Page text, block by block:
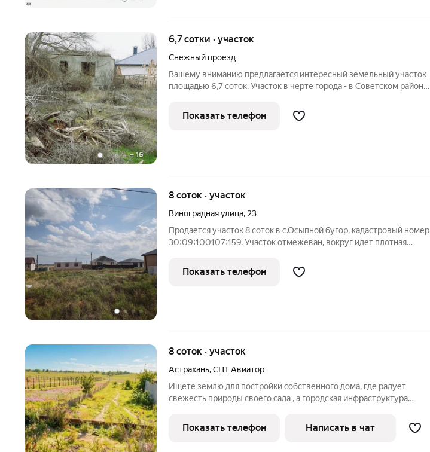
+16
6,7 сотки · участок
Снежный проезд
Вашему вниманию предлагается интересный земельный участок
площадью 6,7 соток. Участок в черте города - в Советском районе,
Участок отмежеван, земля в собственности, кадастровый номер
Показать телефон
8 соток · участок
Виноградная улица, 23
Продается участок 8 соток в с.Осыпной бугор, кадастровый номер
30:09:100107:159. Участок отмежеван, вокруг идет плотная
Рядом находится школа, детский сад, магазин Пятерочка,
медицинская
Показать телефон
8 соток · участок
Астрахань,СНТ Авиатор
Ищете землю для постройки собственного дома, где радует
свежесть природы своего сада , а городская инфраструктура
Расположение: Садовое Товарищество "Авиатор" расположено в
черте
Показать телефон Написать в чат